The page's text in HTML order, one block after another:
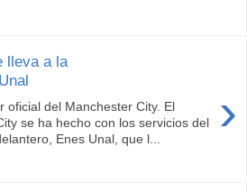
lleva a la
›
oficial del Manchester City. El
se ha hecho con los servicios del
Enes Unal, que l...